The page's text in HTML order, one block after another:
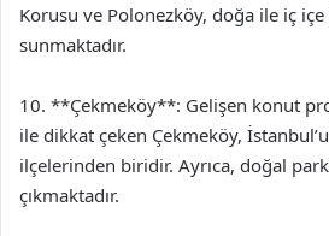
Korusu ve Polonezköy, doğa ile iç
sunmaktadır.
10. **Çekmeköy**: Gelişen konut
ile dikkat çeken Çekmeköy,
ilçelerinden biridir. Ayrıca, doğal
çıkmaktadır.